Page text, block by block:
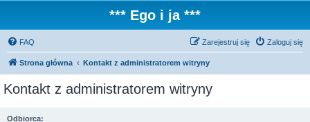
*** Ego i ja ***
FAQ Zaloguj się
Zarejestruj się
Strona główna Kontakt z administratorem witryny
Kontakt z administratorem witryny
Odbiorca: